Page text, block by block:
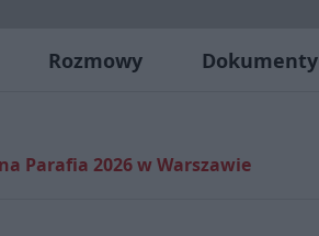
Rozmowy Dokumenty
Parafia 2026 w Warszawie